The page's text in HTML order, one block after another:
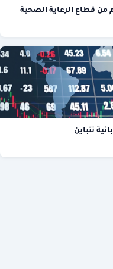
من قطاع الرعاية الصحية
تتباين